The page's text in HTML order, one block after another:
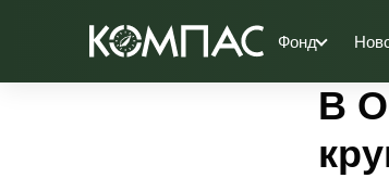
Фонд
В